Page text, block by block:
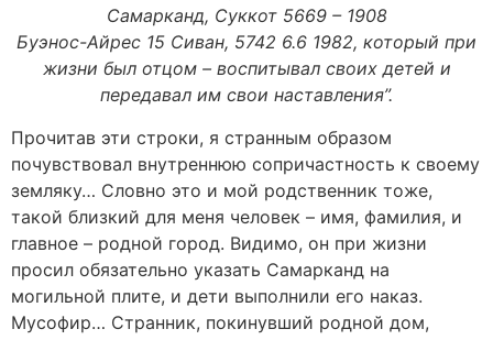
Самарканд, Суккот 5669 – 1908
Буэнос-Айрес 15 Сиван, 5742 6.6 1982, который при
жизни был отцом – воспитывал своих детей и
передавал им свои наставления”.
Прочитав эти строки, я странным образом
почувствовал внутреннюю сопричастность к своему
земляку… Словно это и мой родственник тоже,
такой близкий для меня человек – имя, фамилия, и
главное – родной город. Видимо, он при жизни
просил обязательно указать Самарканд на
могильной плите, и дети выполнили его наказ.
Мусофир… Странник, покинувший родной дом,